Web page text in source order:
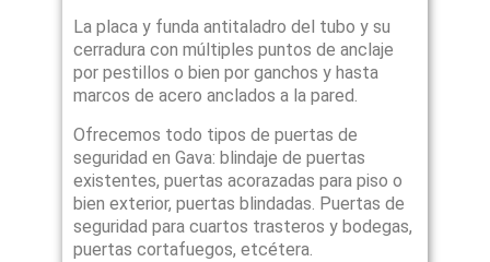
La placa y funda antitaladro del tubo y su
cerradura con múltiples puntos de anclaje
por pestillos o bien por ganchos y hasta
marcos de acero anclados a la pared.
Ofrecemos todo tipos de puertas de
seguridad en Gava: blindaje de puertas
existentes, puertas acorazadas para piso o
bien exterior, puertas blindadas. Puertas de
seguridad para cuartos trasteros y bodegas,
puertas cortafuegos, etcétera.